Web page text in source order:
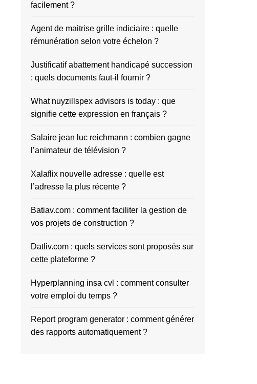
facilement ?
Agent de maitrise grille indiciaire : quelle
rémunération selon votre échelon ?
Justificatif abattement handicapé succession
: quels documents faut-il fournir ?
What nuyzillspex advisors is today : que
signifie cette expression en français ?
Salaire jean luc reichmann : combien gagne
l’animateur de télévision ?
Xalaflix nouvelle adresse : quelle est
l’adresse la plus récente ?
Batiav.com : comment faciliter la gestion de
vos projets de construction ?
Datliv.com : quels services sont proposés sur
cette plateforme ?
Hyperplanning insa cvl : comment consulter
votre emploi du temps ?
Report program generator : comment générer
des rapports automatiquement ?